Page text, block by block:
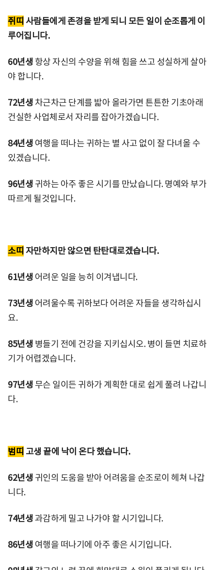
쥐띠 사람들에게 존경을 받게 되니 모든 일이 순조롭게 이
루어집니다.
60년생 항상 자신의 수양을 위해 힘을 쓰고 성실하게 살아
야 합니다.
72년생 차근차근 단계를 밟아 올라가면 튼튼한 기초아래
건실한 사업체로서 자리를 잡아가겠습니다.
84년생 여행을 떠나는 귀하는 별 사고 없이 잘 다녀올 수
있겠습니다.
96년생 귀하는 아주 좋은 시기를 만났습니다. 명예와 부가
따르게 될것입니다.
소띠 자만하지만 않으면 탄탄대로겠습니다.
61년생 어려운 일을 능히 이겨냅니다.
73년생 어려울수록 귀하보다 어려운 자들을 생각하십시
요.
85년생 병들기 전에 건강을 지키십시오. 병이 들면 치료하
기가 어렵겠습니다.
97년생 무슨 일이든 귀하가 계획한 대로 쉽게 풀려 나갑니
다.
범띠 고생 끝에 낙이 온다 했습니다.
62년생 귀인의 도움을 받아 어려움을 순조로이 헤쳐 나갑
니다.
74년생과감하게 밀고 나가야 할 시기입니다.
86년생 여행을 떠나기에 아주 좋은 시기입니다.